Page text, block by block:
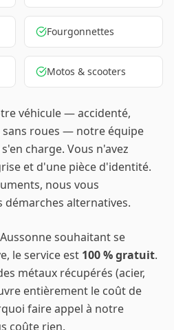
Fourgonnettes
Motos & scooters
véhicule — accidenté,
roues — notre équipe
s'en charge. Vous n'avez
et d'une pièce d'identité.
nous vous
démarches alternatives.
Aussonnesouhaitant se
le service est 100 % gratuit.
métaux récupérés (acier,
entièrement le coût de
faire appel à notre
coûte rien.